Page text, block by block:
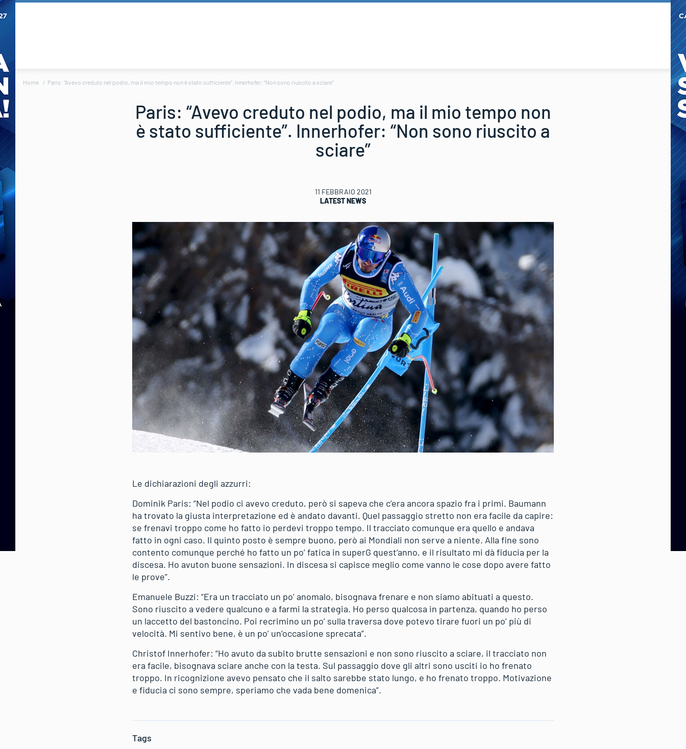
Home Paris: “Avevo creduto nel podio, ma il mio tempo non è stato sufficiente”. Innerhofer: “Non sono riuscito a sciare”
Paris: “Avevo creduto nel podio, ma il mio tempo non
è stato sufficiente”. Innerhofer: “Non sono riuscito a
sciare”
11 FEBBRAIO 2021
LATEST NEWS
Le dichiarazioni degli azzurri:
Dominik Paris: “Nel podio ci avevo creduto, però si sapeva che c’era ancora spazio fra i primi. Baumann
ha trovato la giusta interpretazione ed è andato davanti. Quel passaggio stretto non era facile da capire:
se frenavi troppo come ho fatto io perdevi troppo tempo. Il tracciato comunque era quello e andava
fatto in ogni caso. Il quinto posto è sempre buono, però ai Mondiali non serve a niente. Alla fine sono
contento comunque perché ho fatto un po’ fatica in superG quest’anno, e il risultato mi dà fiducia per la
discesa. Ho avuton buone sensazioni. In discesa si capisce meglio come vanno le cose dopo avere fatto
le prove”.
Emanuele Buzzi: “Era un tracciato un po’ anomalo, bisognava frenare e non siamo abituati a questo.
Sono riuscito a vedere qualcuno e a farmi la strategia. Ho perso qualcosa in partenza, quando ho perso
un laccetto del bastoncino. Poi recrimino un po’ sulla traversa dove potevo tirare fuori un po’ più di
velocità. Mi sentivo bene, è un po’ un’occasione sprecata”.
Christof Innerhofer: “Ho avuto da subito brutte sensazioni e non sono riuscito a sciare, il tracciato non
era facile, bisognava sciare anche con la testa. Sul passaggio dove gli altri sono usciti io ho frenato
troppo. In ricognizione avevo pensato che il salto sarebbe stato lungo, e ho frenato troppo. Motivazione
e fiducia ci sono sempre, speriamo che vada bene domenica”.
Tags